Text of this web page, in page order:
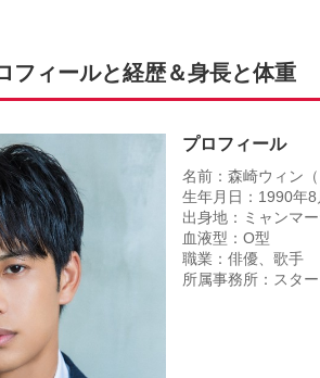
フィールと経歴＆身長と体重
プロフィール
名前：森崎ウィン（
生年月日：1990年8
出身地：ミャンマ
血液型：O型
職業：俳優、歌手
所属事務所：スタ